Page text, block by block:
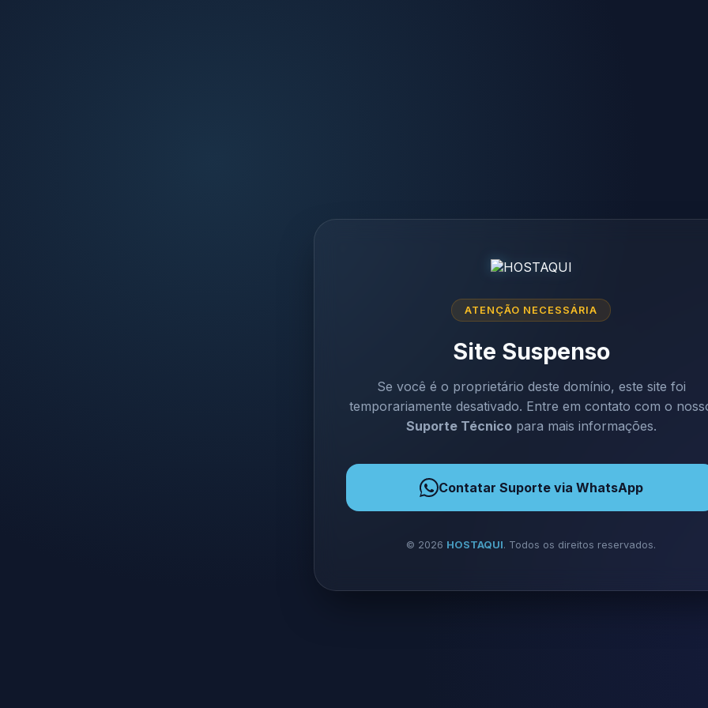
ATENÇÃO NECESSÁRIA
Site Suspenso
Se você é o proprietário deste domínio, este site foi
temporariamente desativado. Entre em contato com o
Suporte Técnicopara mais informações.
Contatar Suporte via WhatsApp
© 2026 HOSTAQUI. Todos os direitos reservados.